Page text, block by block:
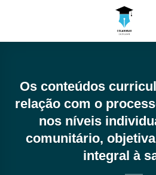
Os conteúdos
relação com o
nos níveis
comunitário,
integral à